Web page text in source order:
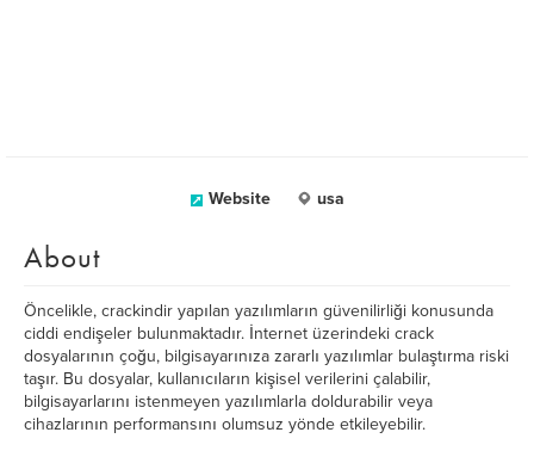
Website usa
About
Öncelikle, crackindir yapılan yazılımların güvenilirliği konusunda
ciddi endişeler bulunmaktadır. İnternet üzerindeki crack
dosyalarının çoğu, bilgisayarınıza zararlı yazılımlar bulaştırma riski
taşır. Bu dosyalar, kullanıcıların kişisel verilerini çalabilir,
bilgisayarlarını istenmeyen yazılımlarla doldurabilir veya
cihazlarının performansını olumsuz yönde etkileyebilir.